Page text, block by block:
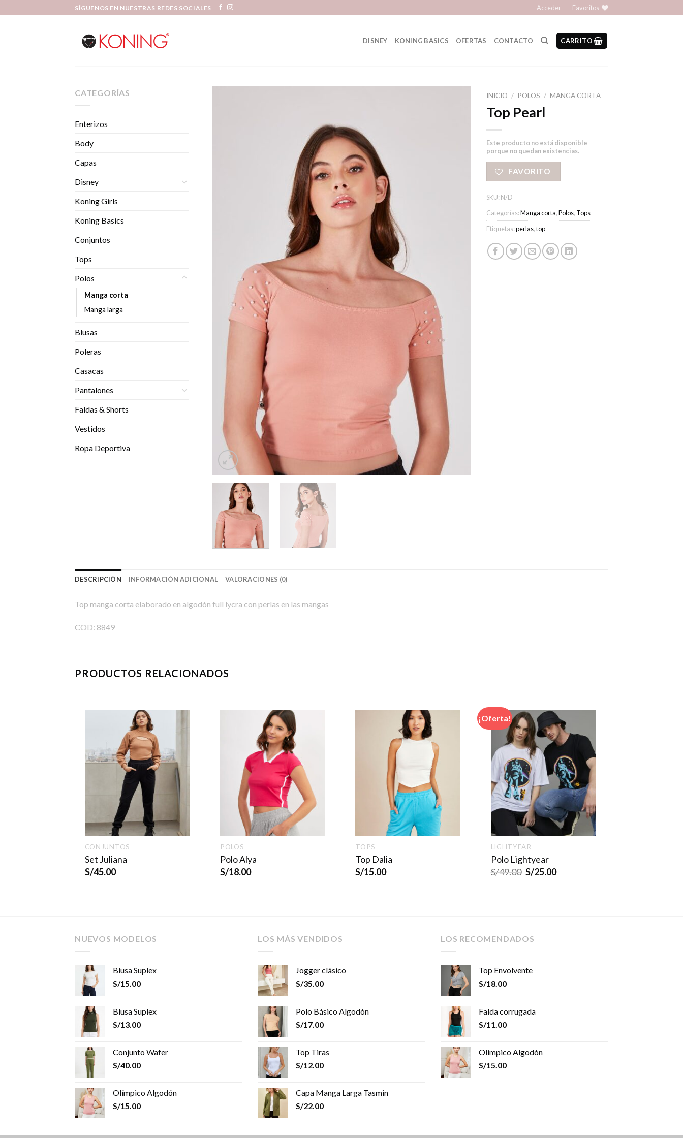
SÍGUENOS EN NUESTRAS REDES SOCIALES Acceder Favoritos
DISNEY KONING BASICS OFERTAS CONTACTO CARRITO
INICIO / POLOS / MANGA CORTA
Top Pearl
Este producto no está disponible
porque no quedan existencias.
FAVORITO
SKU: N/D
Categorías:Manga corta,Polos, Tops
Etiquetas:perlas,top
CATEGORÍAS
Enterizos
Body
Capas
Disney
Koning Girls
Koning Basics
Conjuntos
Tops
Polos
Manga corta
Manga larga
Blusas
Poleras
Casacas
Pantalones
Faldas & Shorts
Vestidos
Ropa Deportiva
DESCRIPCIÓN INFORMACIÓN ADICIONAL VALORACIONES (0)
Top manga corta elaborado en algodón full lycra con perlas en las mangas
COD: 8849
PRODUCTOS RELACIONADOS
CONJUNTOS
Set Juliana
S/45.00
POLOS
Polo Alya
S/18.00
TOPS
Top Dalia
S/15.00
¡Oferta!
LIGHTYEAR
Polo Lightyear
S/49.00 S/25.00
NUEVOS MODELOS
Blusa Suplex
S/15.00
Blusa Suplex
S/13.00
Conjunto Wafer
S/40.00
Olímpico Algodón
S/15.00
LOS MÁS VENDIDOS
Jogger clásico
S/35.00
Polo Básico Algodón
S/17.00
Top Tiras
S/12.00
Capa Manga Larga Tasmin
S/22.00
LOS RECOMENDADOS
Top Envolvente
S/18.00
Falda corrugada
S/11.00
Olímpico Algodón
S/15.00